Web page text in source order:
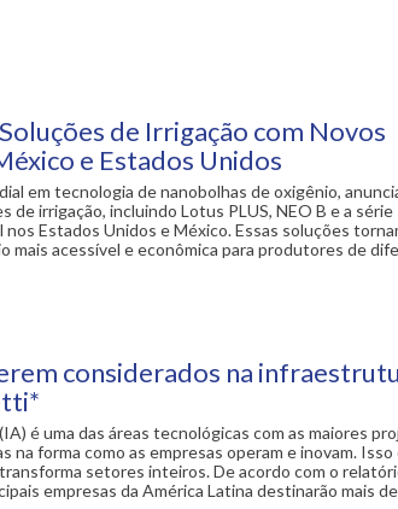
de Irrigação com Novos
e Estados Unidos
em tecnologia de nanobolhas de oxigênio,
de irrigação, incluindo Lotus PLUS, NEO B e a
Estados Unidos e México. Essas soluções
mais acessível e econômica para produtores de
considerados na
é uma das áreas tecnológicas com as maiores
na forma como as empresas operam e inovam. Isso
setores inteiros. De acordo com o
empresas da América Latina destinarão mais